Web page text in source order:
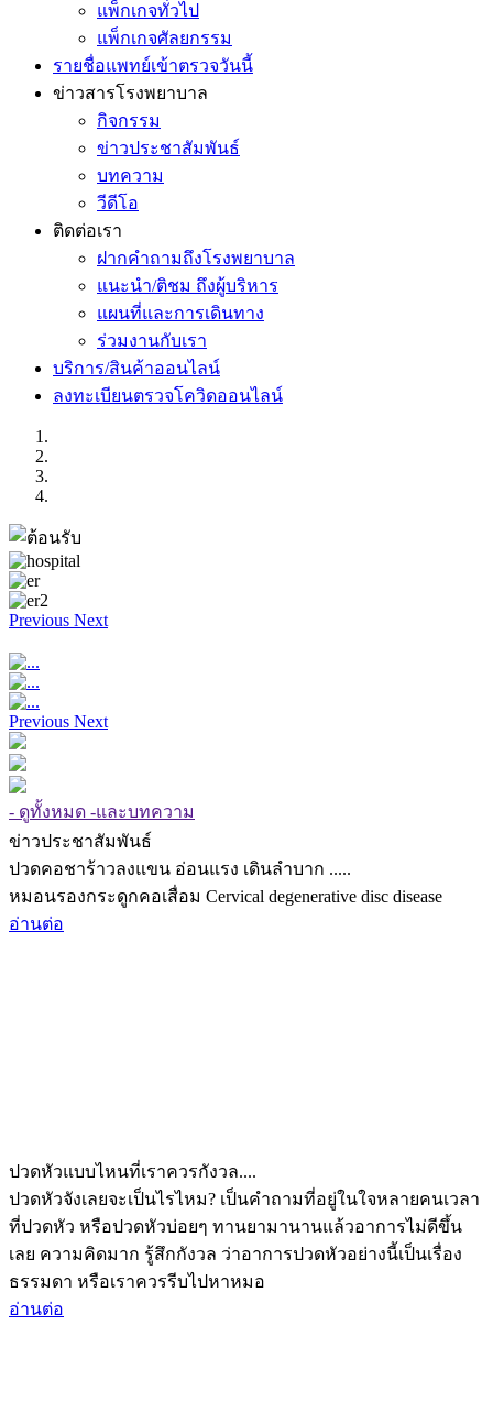
แพ็กเกจทั่วไป
แพ็กเกจศัลยกรรม
รายชื่อแพทย์เข้าตรวจวันนี้
ข่าวสารโรงพยาบาล
กิจกรรม
ข่าวประชาสัมพันธ์
บทความ
วีดีโอ
ติดต่อเรา
ฝากคำถามถึงโรงพยาบาล
แนะนำ/ติชม ถึงผู้บริหาร
แผนที่และการเดินทาง
ร่วมงานกับเรา
บริการ/สินค้าออนไลน์
ลงทะเบียนตรวจโควิดออนไลน์
Previous Next
Previous Next
- ดูทั้งหมด -และบทความ
ข่าวประชาสัมพันธ์
ปวดคอชาร้าวลงแขน อ่อนแรง เดินลำบาก .....
หมอนรองกระดูกคอเสื่อม Cervical degenerative disc disease
อ่านต่อ
ปวดหัวแบบไหนที่เราควรกังวล....
ปวดหัวจังเลยจะเป็นไรไหม? เป็นคำถามที่อยู่ในใจหลายคนเวลา
ที่ปวดหัว หรือปวดหัวบ่อยๆ ทานยามานานแล้วอาการไม่ดีขึ้น
เลย ความคิดมาก รู้สึกกังวล ว่าอาการปวดหัวอย่างนี้เป็นเรื่อง
ธรรมดา หรือเราควรรีบไปหาหมอ
อ่านต่อ